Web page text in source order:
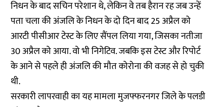
निधन के बाद सचिन परेशान थे, लेकिन वे तब हैरान रह जब उन्हें
पता चला की अंजलि के निधन के दो दिन बाद 25 अप्रैल को
आरटी पीसीआर टेस्ट के लिए सैंपल लिया गया, जिसका नतीजा
30 अप्रैल को आया. वो भी निगेटिव. जबकि इस टेस्ट और रिपोर्ट
के आने से पहले ही अंजलि की मौत कोरोना की वजह से हो चुकी
थी.
सरकारी लापरवाही का यह मामला मुजफ्फरनगर जिले के पलडी